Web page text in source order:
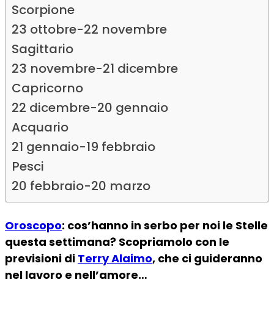
Scorpione
23 ottobre-22 novembre
Sagittario
23 novembre-21 dicembre
Capricorno
22 dicembre-20 gennaio
Acquario
21 gennaio-19 febbraio
Pesci
20 febbraio-20 marzo
Oroscopo: cos’hanno in serbo per noi le Stelle
questa settimana? Scopriamolo con le
previsioni di Terry Alaimo, che ci guideranno
nel lavoro e nell’amore…